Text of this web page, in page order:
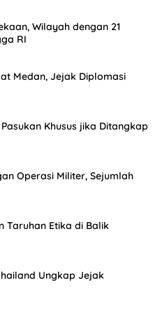
Wilayah dengan 21
RI
Medan, Jejak Diplomasi
Khusus jika Ditangkap
Operasi Militer, Sejumlah
Taruhan Etika di Balik
Ungkap Jejak